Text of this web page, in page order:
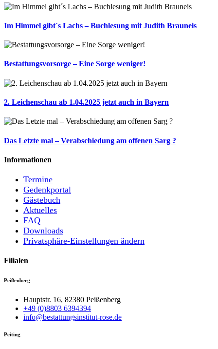
Im Himmel gibt´s Lachs – Buchlesung mit Judith Brauneis
Bestattungsvorsorge – Eine Sorge weniger!
2. Leichenschau ab 1.04.2025 jetzt auch in Bayern
Das Letzte mal – Verabschiedung am offenen Sarg ?
Informationen
Termine
Gedenkportal
Gästebuch
Aktuelles
FAQ
Downloads
Privatsphäre-Einstellungen ändern
Filialen
Peißenberg
Hauptstr. 16, 82380 Peißenberg
+49 (0)8803 6394394
info@bestattungsinstitut-rose.de
Peiting